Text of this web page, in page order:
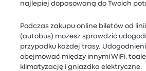
najlepiej dopasowaną do Twoich
Podczas zakupu online biletów od linii
(autobus) możesz sprawdzić
przypadku każdej trasy.
obejmować między innymi WiFi,
klimatyzację i gniazdka elektryczne.